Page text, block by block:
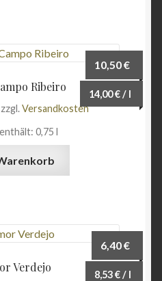
Ribeiro
10,50€
14,00€/ l
zzgl.Versandkosten
0,75 l
Verdejo
6,40€
8,53€/ l